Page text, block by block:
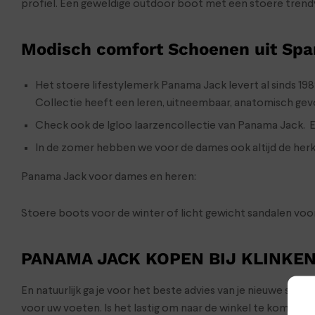
profiel. Een geweldige outdoor boot met een stoere
Modisch comfort Schoenen uit
Het stoere lifestylemerk Panama Jack levert al sinds
Collectie heeft een leren, uitneembaar, anatomisch
Check ook de Igloo laarzencollectie van Panama Jack.
In de zomer hebben we voor de dames ook altijd de
Panama Jack voor dames en heren:
Stoere boots voor de winter of licht gewicht sandalen
PANAMA JACK KOPEN BIJ
En natuurlijk ga je voor het beste advies van je nieuwe
voor uw voeten. Is het lastig om naar de winkel te komen